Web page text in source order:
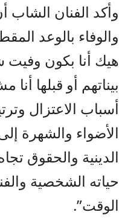
وأكد الفنان الشاب
والوفاء بالوعد
هيك أنا بكون وفيت
بيناتهم أو قبلها
أسباب الاعتزال
الأضواء والشهرة
الدينية والحقوق
حياته الشخصية
الوقت”.